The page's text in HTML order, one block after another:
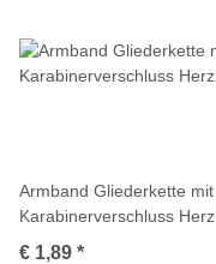
Armband Gliederkette mit
Karabinerverschluss Herz
Antiksilber
€ 1,89 *